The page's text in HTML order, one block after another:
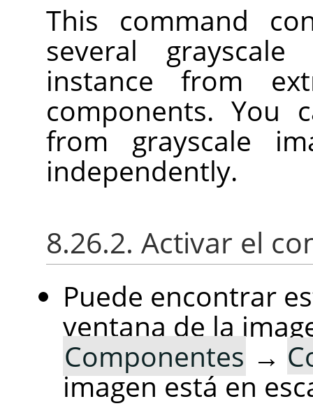
This command
several
instance from
components. You
from grayscale
independently.
8.26.2. Activar el
Puede encontrar
ventana de la
Componentes →
imagen está en